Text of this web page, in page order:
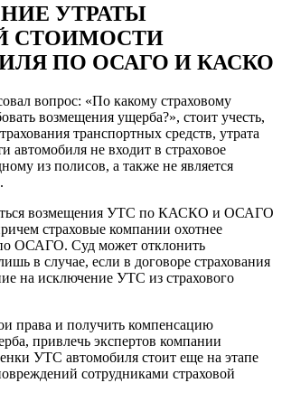
УТРАТЫ
СТОИМОСТИ
ПО ОСАГО И КАСКО
вопрос: «По какому страховому
возмещения ущерба?», стоит учесть,
транспортных средств, утрата
автомобиля не входит в страховое
из полисов, а также не является
возмещения УТС по КАСКО и ОСАГО
страховые компании охотнее
ОСАГО. Суд может отклонить
в случае, если в договоре страхования
на исключение УТС из страхового
права и получить компенсацию
привлечь экспертов компании
УТС автомобиля стоит еще на этапе
сотрудниками страховой